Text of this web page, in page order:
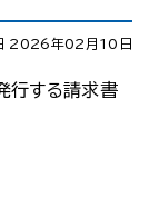
2026年02月10日
行する請求書